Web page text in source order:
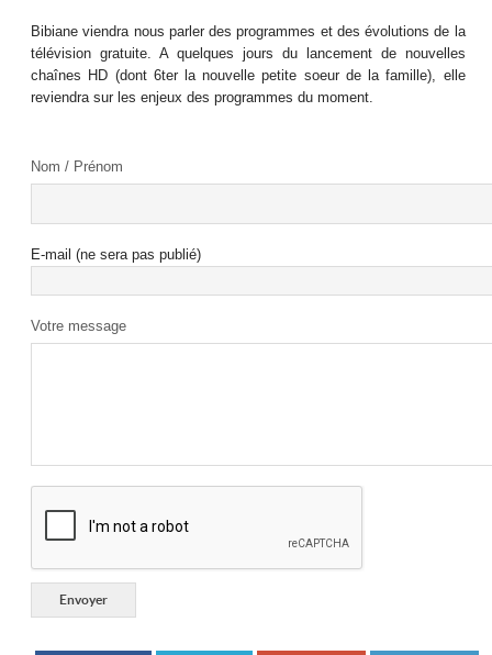
Bibiane viendra nous parler des programmes et des évolutions de la
télévision gratuite. A quelques jours du lancement de nouvelles
chaînes HD (dont 6ter la nouvelle petite soeur de la famille), elle
reviendra sur les enjeux des programmes du moment.
Nom / Prénom
E-mail (ne sera pas publié)
Votre message